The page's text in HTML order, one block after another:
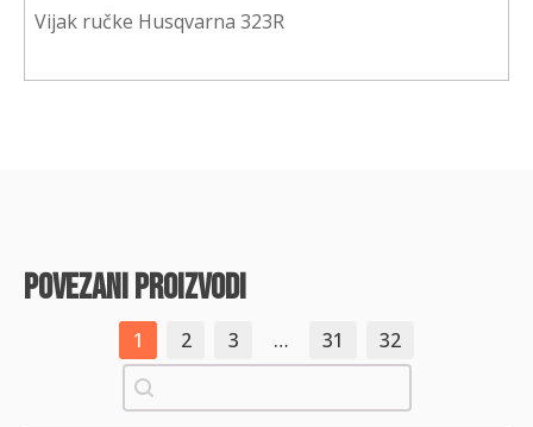
Vijak ručke Husqvarna 323R
povezani proizvodi
1 2 3 … 31
32
Pretraži